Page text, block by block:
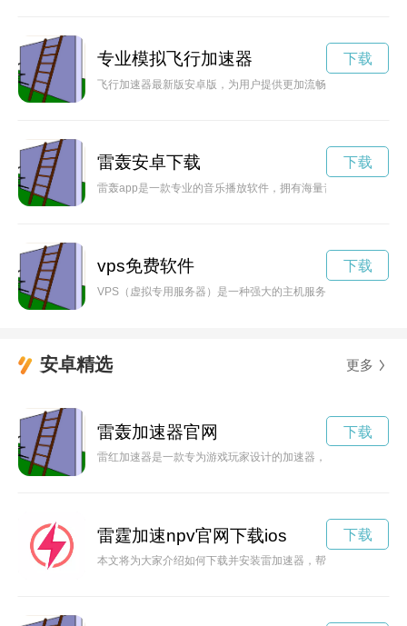
专业模拟飞行加速器
飞行加速器最新版安卓版，为用户提供更加流畅的飞行体验，让
下载
雷轰安卓下载
雷轰app是一款专业的音乐播放软件，拥有海量音乐资源和极
下载
vps免费软件
VPS（虚拟专用服务器）是一种强大的主机服务，允许用户独
下载
安卓精选 更多
雷轰加速器官网
雷红加速器是一款专为游戏玩家设计的加速器，能够提高游戏
下载
雷霆加速npv官网下载ios
本文将为大家介绍如何下载并安装雷加速器，帮助用户在使用
下载